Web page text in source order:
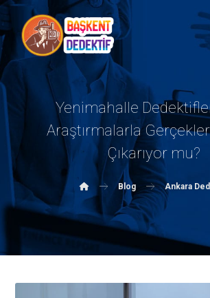
Yenimahalle
Araştırmalarla
Çıkarıyor mu?
Blog Ankara